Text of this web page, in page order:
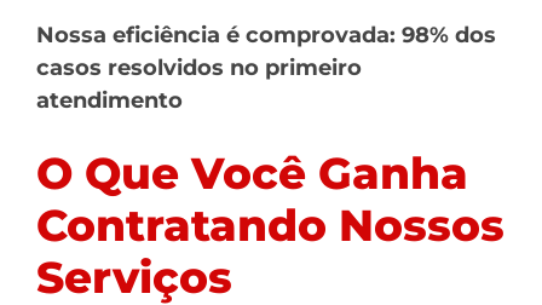
Nossa eficiência é comprovada: 98% dos
casos resolvidos no primeiro
atendimento
O Que Você Ganha
Contratando Nossos
Serviços